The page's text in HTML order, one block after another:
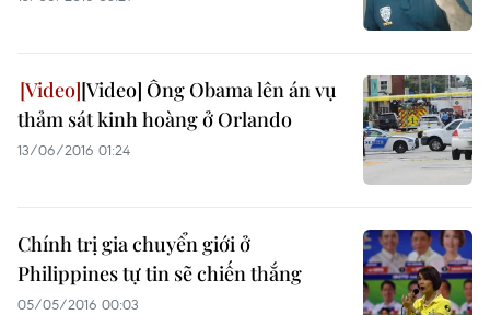
[Video] Ông Obama lên án vụ
thảm sát kinh hoàng ở Orlando
13/06/2016 01:24
Chính trị gia chuyển giới ở
Philippines tự tin sẽ chiến thắng
05/05/2016 00:03